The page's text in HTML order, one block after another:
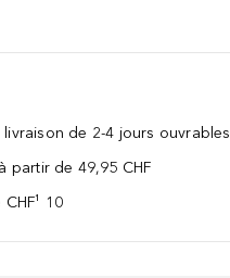
de 2-4 jours ouvrables
partir de 49,95 CHF
10